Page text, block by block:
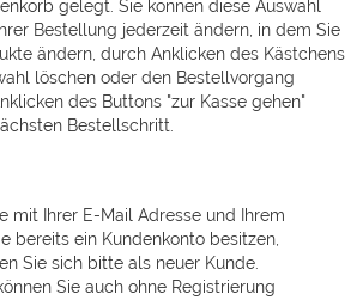
gelegt. Sie können diese Auswahl
Bestellung jederzeit ändern, in dem Sie
ändern, durch Anklicken des Kästchens
löschen oder den Bestellvorgang
des Buttons "zur Kasse gehen"
Bestellschritt.
mit Ihrer E-Mail Adresse und Ihrem
bereits ein Kundenkonto besitzen,
Sie sich bitte als neuer Kunde.
Sie auch ohne Registrierung